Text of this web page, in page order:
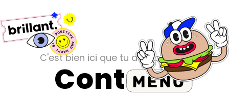
C'est bien ici que tu dois prendre
Contact